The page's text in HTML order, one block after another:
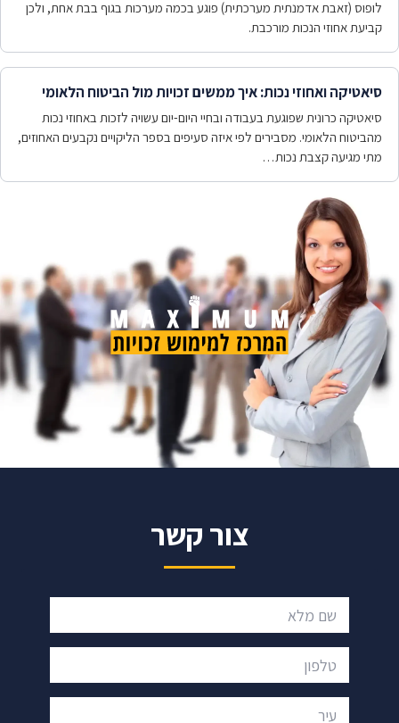
לופוס (זאבת אדמנתית מערכתית) פוגע בכמה מערכות בגוף בבת אחת, ולכן
קביעת אחוזי הנכות מורכבת.
סיאטיקה ואחוזי נכות: איך ממשים זכויות מול הביטוח הלאומי
סיאטיקה כרונית שפוגעת בעבודה ובחיי היום-יום עשויה לזכות באחוזי נכות
מהביטוח הלאומי. מסבירים לפי איזה סעיפים בספר הליקויים נקבעים האחוזים,
מתי מגיעה קצבת נכות…
צור קשר
שם מלא
טלפון
עיר